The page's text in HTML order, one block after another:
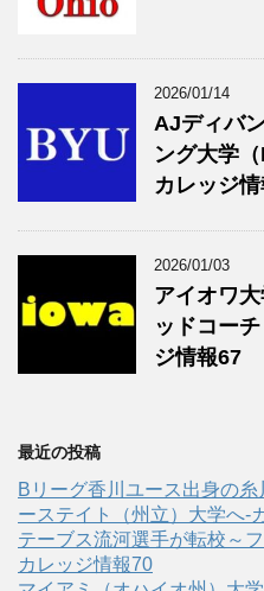
2026/01/14
AJディバ
ング大学
カレッジ
2026/01/03
アイオワ
ッドコー
ジ情報67
最近の投稿
Bリーグ香川ユース出身の
ーステイト（州立）大学へ‐
テーブス流河選手が転校～
カレッジ情報70